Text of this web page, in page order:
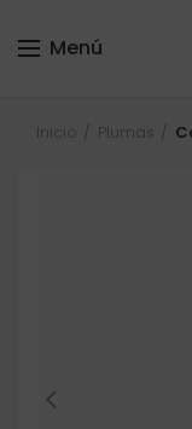
Menú
Inicio Plumas